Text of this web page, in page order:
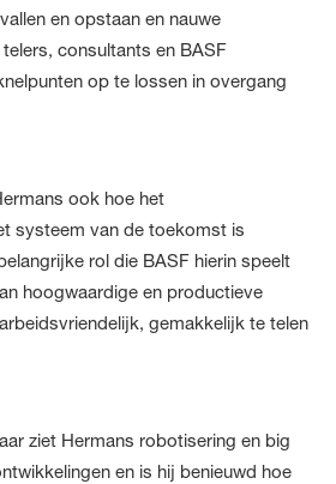
en opstaan en nauwe
consultants en BASF
op te lossen in overgang
ook hoe het
systeem van de toekomst is
rol die BASF hierin speelt
hoogwaardige en productieve
gemakkelijk te telen
ziet Hermans robotisering en big
en is hij benieuwd hoe